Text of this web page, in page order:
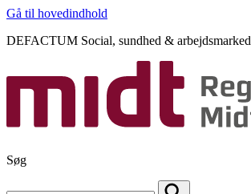
Gå til hovedindhold
DEFACTUM Social, sundhed & arbejdsmarked
Søg